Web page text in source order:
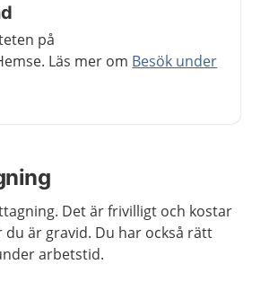
på
Läs mer om Besök under
Det är frivilligt och kostar
är gravid. Du har också rätt
arbetstid.